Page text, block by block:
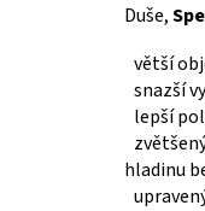
Duše,
větší
snazší
lepší
hladinu